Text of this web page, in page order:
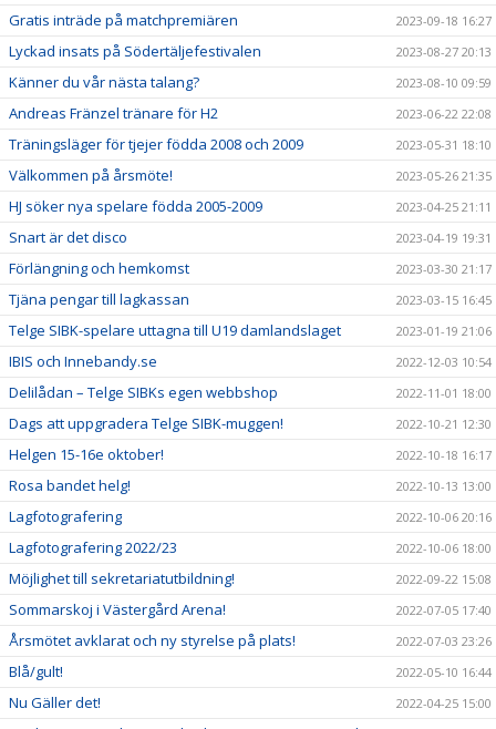
Gratis inträde på matchpremiären 2023-09-18 16:27
Lyckad insats på Södertäljefestivalen 2023-08-27 20:13
Känner du vår nästa talang? 2023-08-10 09:59
Andreas Fränzel tränare för H2 2023-06-22 22:08
Träningsläger för tjejer födda 2008 och 2009 2023-05-31 18:10
Välkommen på årsmöte! 2023-05-26 21:35
HJ söker nya spelare födda 2005-2009 2023-04-25 21:11
Snart är det disco 2023-04-19 19:31
Förlängning och hemkomst 2023-03-30 21:17
Tjäna pengar till lagkassan 2023-03-15 16:45
Telge SIBK-spelare uttagna till U19 damlandslaget 2023-01-19 21:06
IBIS och Innebandy.se 2022-12-03 10:54
Delilådan – Telge SIBKs egen webbshop 2022-11-01 18:00
Dags att uppgradera Telge SIBK-muggen! 2022-10-21 12:30
Helgen 15-16e oktober! 2022-10-18 16:17
Rosa bandet helg! 2022-10-13 13:00
Lagfotografering 2022-10-06 20:16
Lagfotografering 2022/23 2022-10-06 18:00
Möjlighet till sekretariatutbildning! 2022-09-22 15:08
Sommarskoj i Västergård Arena! 2022-07-05 17:40
Årsmötet avklarat och ny styrelse på plats! 2022-07-03 23:26
Blå/gult! 2022-05-10 16:44
Nu Gäller det! 2022-04-25 15:00